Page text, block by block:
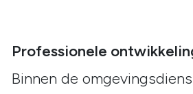
Professionele
Binnen de